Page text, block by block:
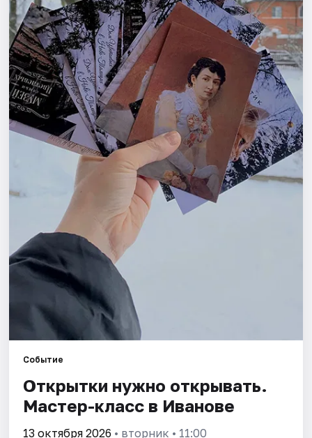
События
Города
Площадки
Артисты
Рейтинги
Событие
Открытки нужно открывать.
Мастер-класс в Иванове
13 октября 2026 • вторник • 11:00